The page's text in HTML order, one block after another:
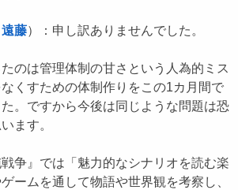
遠藤）：申し訳ありませんでした。
たのは管理体制の甘さという人為的ミス
くすための体制作りをこの1カ月間で
。ですから今後は同じような問題は恐
ます。
争』では「魅力的なシナリオを読む楽
ームを通して物語や世界観を考察し、